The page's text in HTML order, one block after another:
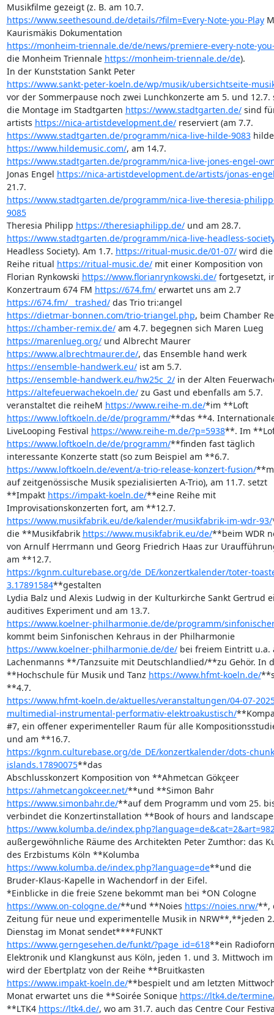
https://www.seethesound.de/details/?film=Every-Note-you-Play
https://monheim-triennale.de/de/news/premiere-every-note-
die Monheim Triennale https://monheim-triennale.de/de).
https://www.sankt-peter-koeln.de/wp/musik/ubersichtseite-
vor der Sommerpause noch zwei Lunchkonzerte am 5. und
die Montage im Stadtgarten https://www.stadtgarten.de/ sind
artists https://nica-artistdevelopment.de/
https://www.stadtgarten.de/programm/nica-live-hilde-9083
https://www.hildemusic.com/
https://www.stadtgarten.de/programm/nica-live-jones-engel-
Jonas Engel https://nica-artistdevelopment.de/artists/jonas-
https://www.stadtgarten.de/programm/nica-live-theresia-
9085
Theresia Philipp https://theresiaphilipp.de/
https://www.stadtgarten.de/programm/nica-live-headless-
Headless Society). Am 1.7. https://ritual-music.de/01-07/ wird
Reihe ritual https://ritual-music.de/ mit einer Komposition von
Florian Rynkowski https://www.florianrynkowski.de/ fortgesetzt,
Konzertraum 674 FM https://674.fm/
https://674.fm/__trashed/
https://dietmar-bonnen.com/trio-triangel.php
https://chamber-remix.de/
https://marenlueg.org/
https://www.albrechtmaurer.de/
https://ensemble-handwerk.eu/
https://ensemble-handwerk.eu/hw25c_2/
https://altefeuerwachekoeln.de/ zu Gast und ebenfalls am 5.7.
veranstaltet die reiheM https://www.reihe-m.de/
https://www.loftkoeln.de/de/programm/**das **4.
LiveLooping Festival https://www.reihe-m.de/?p=5938
https://www.loftkoeln.de/de/programm/**finden fast täglich
https://www.loftkoeln.de/event/a-trio-release-konzert-fusion/
auf zeitgenössische Musik spezialisierten A-Trio), am 11.7. setzt
**Impakt https://impakt-koeln.de/**eine Reihe mit
https://www.musikfabrik.eu/de/kalender/musikfabrik-im-wdr-93/
die **Musikfabrik https://www.musikfabrik.eu/de/**beim WDR
von Arnulf Herrmann und Georg Friedrich Haas zur
https://kgnm.culturebase.org/de_DE/konzertkalender/toter-
3.17891584**gestalten
Lydia Balz und Alexis Ludwig in der Kulturkirche Sankt Gertrud
https://www.koelner-philharmonie.de/de/programm/
https://www.koelner-philharmonie.de/de/ bei freiem Eintritt u.a.
Lachenmanns **/Tanzsuite mit Deutschlandlied/**zu Gehör. In
**Hochschule für Musik und Tanz https://www.hfmt-koeln.de/
https://www.hfmt-koeln.de/aktuelles/veranstaltungen/04-07-
multimedial-instrumental-performativ-elektroakustisch/
#7, ein offener experimenteller Raum für alle
https://kgnm.culturebase.org/de_DE/konzertkalender/dots-
islands.17890075**das
https://ahmetcangokceer.net/
https://www.simonbahr.de/**auf dem Programm und vom 25.
https://www.kolumba.de/
außergewöhnliche Räume des Architekten Peter Zumthor: das
https://www.kolumba.de/index.php?language=de**und die
Bruder-Klaus-Kapelle in Wachendorf in der Eifel.
https://www.on-cologne.de/**und **Noies https://noies.nrw/**,
Zeitung für neue und experimentelle Musik in NRW**,**jeden
https://www.gerngesehen.de/funkt/?page_id=618**ein
Elektronik und Klangkunst aus Köln, jeden 1. und 3. Mittwoch
https://www.impakt-koeln.de/**bespielt und am letzten
Monat erwartet uns die **Soirée Sonique https://ltk4.de/
**LTK4 https://ltk4.de/, wo am 31.7. auch das Centre Cour